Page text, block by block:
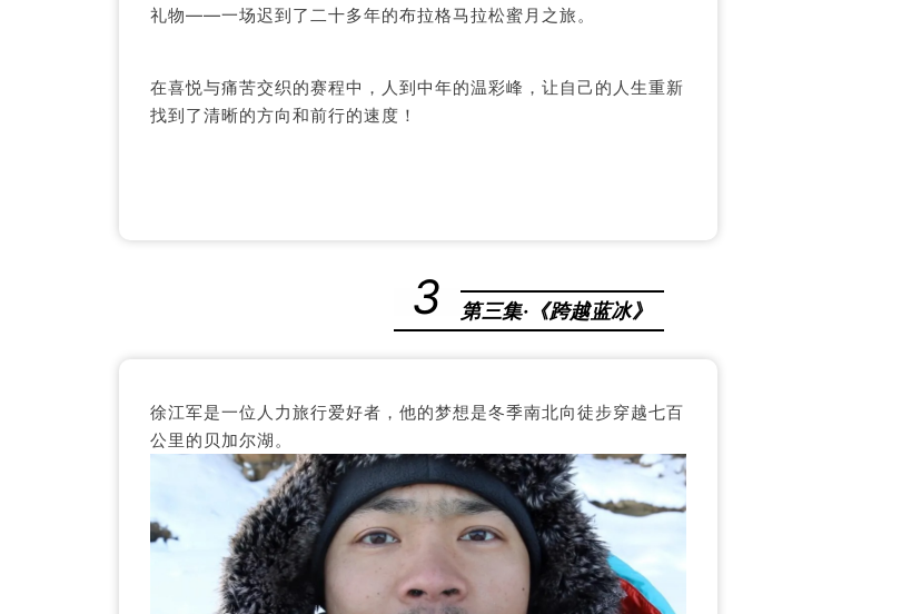
礼物——一场迟到了二十多年的布拉格马拉松蜜月之旅。
在喜悦与痛苦交织的赛程中，人到中年的温彩峰，让自己的人生重新
找到了清晰的方向和前行的速度！
3 第三集·《跨越蓝冰》
徐江军是一位人力旅行爱好者，他的梦想是冬季南北向徒步穿越七百
公里的贝加尔湖。